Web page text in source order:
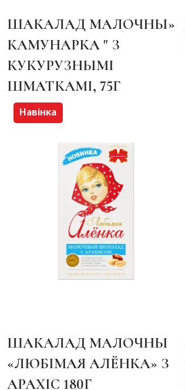
ШАКАЛАД МАЛОЧНЫ»
КАМУНАРКА " З
КУКУРУЗНЫМІ
ШМАТКАМІ, 75Г
Навінка
ШАКАЛАД МАЛОЧНЫ
«ЛЮБІМАЯ АЛЁНКА» З
АРАХІС 180Г